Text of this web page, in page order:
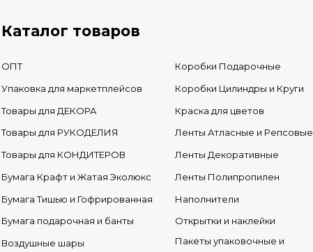
Каталог товаров
ОПТ
Упаковка для маркетплейсов
Товары для ДЕКОРА
Товары для РУКОДЕЛИЯ
Товары для КОНДИТЕРОВ
Бумага Крафт и Жатая Эколюкс
Бумага Тишью и Гофрированная
Бумага подарочная и банты
Воздушные шары
Коробки Подарочные
Коробки Цилиндры и Круги
Краска для цветов
Ленты Атласные и Репсовые
Ленты Декоративные
Ленты Полипропилен
Наполнители
Открытки и наклейки
Пакеты упаковочные и